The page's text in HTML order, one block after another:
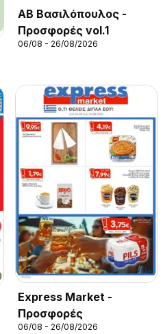
ΑΒ Βασιλόπουλος -
Προσφορές vol.1
06/08 - 26/08/2026
Express Market -
Προσφορές
06/08 - 26/08/2026